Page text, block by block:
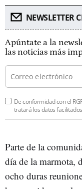
NEWSLETTER
Apúntate a la
las noticias más
De conformidad con el
tratará los datos
Parte de la
día de la marmota,
ocho duras